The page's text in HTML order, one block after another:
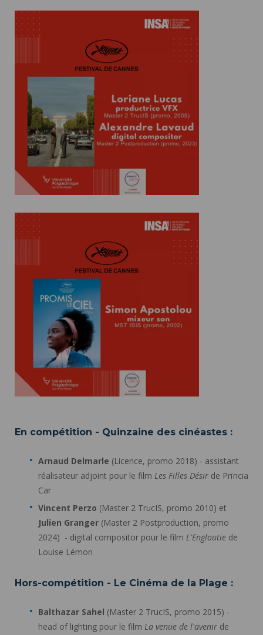
En compétition - Quinzaine des cinéastes :
Arnaud Delmarle (Licence, promo 2018) - assistant
réalisateur adjoint pour le film Les Filles Désir de Prïncia
Car
Vincent Perzo (Master 2 TrucIS, promo 2010) et
Julien Granger (Master 2 Postproduction, promo
2024) - digital compositor pour le film L'Engloutie de
Louise Lémon
Hors-compétition - Le Cinéma de la Plage :
Balthazar Sahel (Master 2 TrucIS, promo 2015) -
head of lighting pour le film La venue de l'avenir de